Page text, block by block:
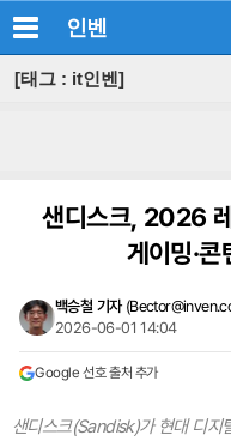
인벤
[태그 : it인벤]
샌디스크, 2026
게이밍·
백승철 기자 (
2026-06-01 14:04
Google 선호 출처 추가
샌디스크(Sandisk)가 현대 디지